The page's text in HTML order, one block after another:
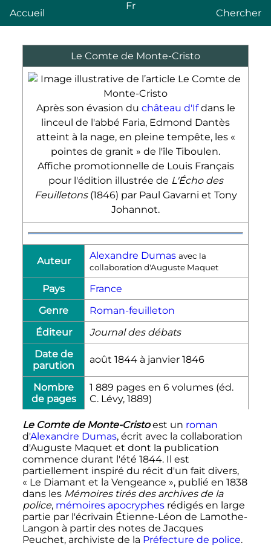
Accueil
Fr
Chercher
Le Comte de Monte-Cristo
Après son évasion du château d'Ifdans le
linceul de l'abbé Faria, Edmond Dantès
atteint à la nage, en pleine tempête, les «
pointes de granit » de l'île Tiboulen.
Affiche promotionnelle de Louis Français
pour l'édition illustrée de L'Écho des
Feuilletons(1846) par Paul Gavarni et Tony
Johannot.
Auteur Alexandre Dumas avec la
collaboration d'Auguste Maquet
Pays
France
Genre
Roman-feuilleton
Éditeur
Journal des débats
Date de
parution
août 1844 à janvier 1846
Nombre
de pages
1 889 pages en 6 volumes (éd.
C. Lévy, 1889)
Le Comte de Monte-Cristoest un roman
d'Alexandre Dumas, écrit avec la collaboration
d'Auguste Maquet et dont la publication
commence durant l'été 1844. Il est
partiellement inspiré du récit d'un fait divers,
« Le Diamant et la Vengeance », publié en 1838
dans les Mémoires tirés des archives de la
police, mémoires apocryphesrédigés en large
partie par l'écrivain Étienne-Léon de Lamothe-
Langon à partir des notes de Jacques
Peuchet, archiviste de la Préfecture de police.